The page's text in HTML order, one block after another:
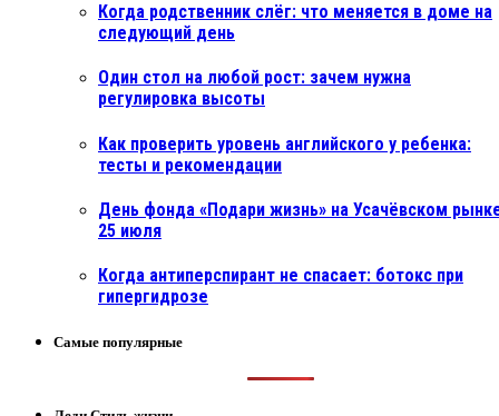
Когда родственник слёг: что меняется в доме на
следующий день
Один стол на любой рост: зачем нужна
регулировка высоты
Как проверить уровень английского у ребенка:
тесты и рекомендации
День фонда «Подари жизнь» на Усачёвском
25 июля
Когда антиперспирант не спасает: ботокс при
гипергидрозе
Самые популярные